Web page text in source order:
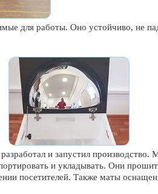
для работы. Оно устойчиво, не
и запустил производство.
и укладывать. Они
посетителей. Также маты